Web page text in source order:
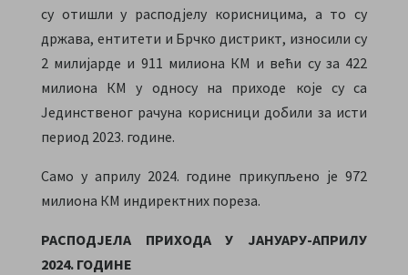
су отишли у расподјелу корисницима, а то су
држава, ентитети и Брчко дистрикт, износили су
2 милијарде и 911 милиона КМ и већи су за 422
милиона КМ у односу на приходе које су са
Јединственог рачуна корисници добили за исти
период 2023. године.
Само у априлу 2024. године прикупљено је 972
милиона КМ индиректних пореза.
РАСПОДЈЕЛА ПРИХОДА У ЈАНУАРУ-АПРИЛУ
2024. ГОДИНЕ